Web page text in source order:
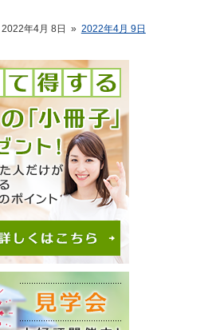
2022年4月 8日 » 2022年4月 9日